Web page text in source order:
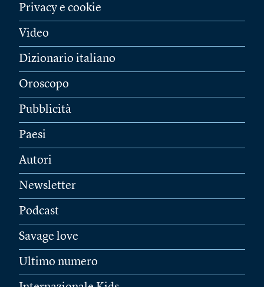
Privacy e cookie
Video
Dizionario italiano
Oroscopo
Pubblicità
Paesi
Autori
Newsletter
Podcast
Savage love
Ultimo numero